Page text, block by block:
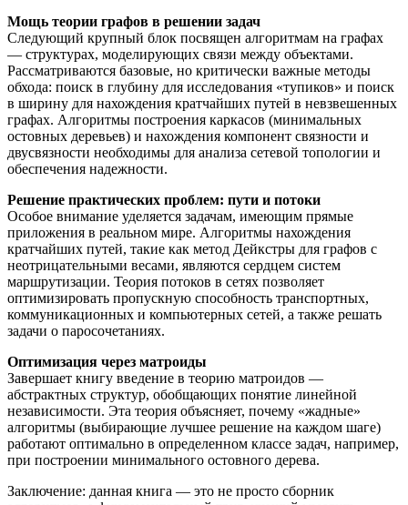
Мощь теории графов в решении задач
Следующий крупный блок посвящен алгоритмам на графах
— структурах, моделирующих связи между объектами.
Рассматриваются базовые, но критически важные методы
обхода: поиск в глубину для исследования «тупиков» и поиск
в ширину для нахождения кратчайших путей в невзвешенных
графах. Алгоритмы построения каркасов (минимальных
остовных деревьев) и нахождения компонент связности и
двусвязности необходимы для анализа сетевой топологии и
обеспечения надежности.
Решение практических проблем: пути и потоки
Особое внимание уделяется задачам, имеющим прямые
приложения в реальном мире. Алгоритмы нахождения
кратчайших путей, такие как метод Дейкстры для графов с
неотрицательными весами, являются сердцем систем
маршрутизации. Теория потоков в сетях позволяет
оптимизировать пропускную способность транспортных,
коммуникационных и компьютерных сетей, а также решать
задачи о паросочетаниях.
Оптимизация через матроиды
Завершает книгу введение в теорию матроидов —
абстрактных структур, обобщающих понятие линейной
независимости. Эта теория объясняет, почему «жадные»
алгоритмы (выбирающие лучшее решение на каждом шаге)
работают оптимально в определенном классе задач, например,
при построении минимального остовного дерева.
Заключение: данная книга — это не просто сборник